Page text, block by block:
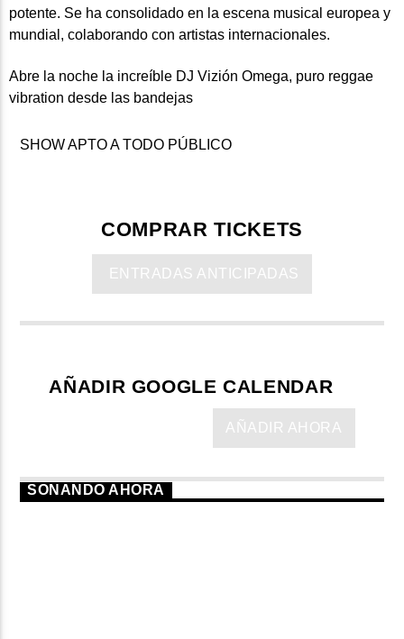
potente. Se ha consolidado en la escena musical europea y
mundial, colaborando con artistas internacionales.
Abre la noche la increíble DJ Vizión Omega, puro reggae
vibration desde las bandejas
SHOW APTO A TODO PÚBLICO
COMPRAR TICKETS
ENTRADAS ANTICIPADAS
AÑADIR GOOGLE CALENDAR
AÑADIR AHORA
SONANDO AHORA